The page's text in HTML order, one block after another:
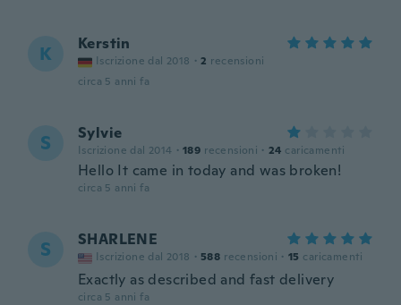
K Kerstin
Iscrizione dal 2018 · 2 recensioni
circa 5 anni fa
S Sylvie
Iscrizione dal 2014 · 189 recensioni · 24 caricamenti
Hello It came in today and was broken!
circa 5 anni fa
S SHARLENE
Iscrizione dal 2018 · 588 recensioni · 15 caricamenti
Exactly as described and fast delivery
circa 5 anni fa